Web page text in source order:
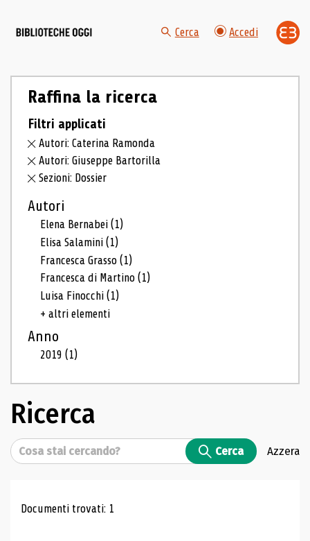
Cerca Accedi
Raffina la ricerca
Filtri applicati
Autori: Caterina Ramonda
Autori: Giuseppe Bartorilla
Sezioni: Dossier
Autori
Elena Bernabei(1)
Elisa Salamini(1)
Francesca Grasso(1)
Francesca di Martino(1)
Luisa Finocchi(1)
+ altri elementi
Anno
2019(1)
Ricerca
Cerca Cerca Azzera
Risultati di ricerca
Documenti trovati: 1